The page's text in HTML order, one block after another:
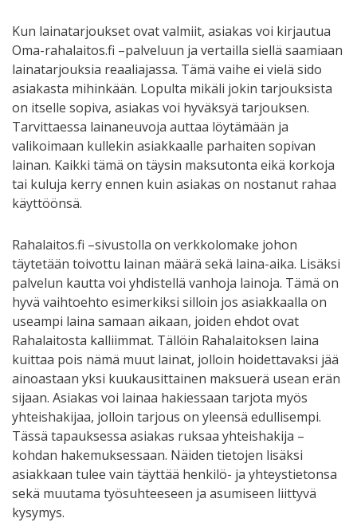
Kun lainatarjoukset ovat valmiit, asiakas voi kirjautua
Oma-rahalaitos.fi –palveluun ja vertailla siellä saamiaan
lainatarjouksia reaaliajassa. Tämä vaihe ei vielä sido
asiakasta mihinkään. Lopulta mikäli jokin tarjouksista
on itselle sopiva, asiakas voi hyväksyä tarjouksen.
Tarvittaessa lainaneuvoja auttaa löytämään ja
valikoimaan kullekin asiakkaalle parhaiten sopivan
lainan. Kaikki tämä on täysin maksutonta eikä korkoja
tai kuluja kerry ennen kuin asiakas on nostanut rahaa
käyttöönsä.
Rahalaitos.fi –sivustolla on verkkolomake johon
täytetään toivottu lainan määrä sekä laina-aika. Lisäksi
palvelun kautta voi yhdistellä vanhoja lainoja. Tämä on
hyvä vaihtoehto esimerkiksi silloin jos asiakkaalla on
useampi laina samaan aikaan, joiden ehdot ovat
Rahalaitosta kalliimmat. Tällöin Rahalaitoksen laina
kuittaa pois nämä muut lainat, jolloin hoidettavaksi jää
ainoastaan yksi kuukausittainen maksuerä usean erän
sijaan. Asiakas voi lainaa hakiessaan tarjota myös
yhteishakijaa, jolloin tarjous on yleensä edullisempi.
Tässä tapauksessa asiakas ruksaa yhteishakija –
kohdan hakemuksessaan. Näiden tietojen lisäksi
asiakkaan tulee vain täyttää henkilö- ja yhteystietonsa
sekä muutama työsuhteeseen ja asumiseen liittyvä
kysymys.